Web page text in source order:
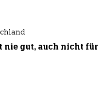
nie gut, auch nicht für